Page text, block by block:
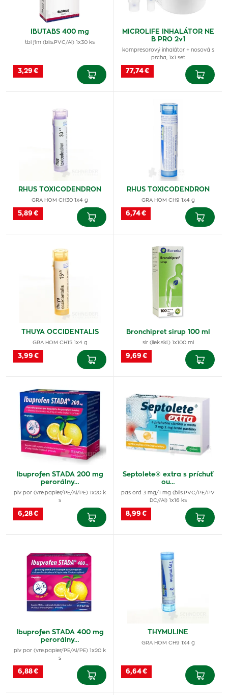
IBUTABS 400 mg
tbl flm (blis.PVC/Al) 1x30 ks
3,29 €
MICROLIFE INHALÁTOR NE
B PRO 2v1
kompresorový inhalátor + nosová s
prcha, 1x1 set
77,74 €
RHUS TOXICODENDRON
GRA HOM CH30 1x4 g
5,89 €
RHUS TOXICODENDRON
GRA HOM CH9 1x4 g
6,74 €
THUYA OCCIDENTALIS
GRA HOM CH15 1x4 g
3,99 €
Bronchipret sirup 100 ml
sir (liek.skl.) 1x100 ml
9,69 €
Ibuprofen STADA 200 mg
perorálny…
plv por (vre.papier/PE/Al/PE) 1x20 k
s
6,28 €
Septolete® extra s príchuť
ou…
pas ord 3 mg/1 mg (blis.PVC/PE/PV
DC//Al) 1x16 ks
8,99 €
Ibuprofen STADA 400 mg
perorálny…
plv por (vre.papier/PE/Al/PE) 1x20 k
s
6,88 €
THYMULINE
GRA HOM CH9 1x4 g
6,64 €